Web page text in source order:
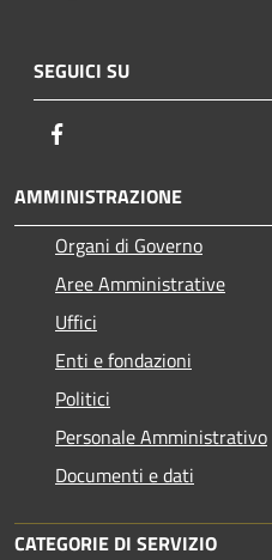
SEGUICI SU
AMMINISTRAZIONE
Organi di Governo
Aree Amministrative
Uffici
Enti e fondazioni
Politici
Personale Amministrativo
Documenti e dati
CATEGORIE DI SERVIZIO